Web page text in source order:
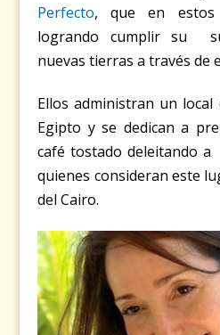
Perfecto, que en
logrando cumplir su
nuevas tierras a través de
Ellos administran un
Egipto y se dedican a
café tostado deleitando
quienes consideran este
del Cairo.